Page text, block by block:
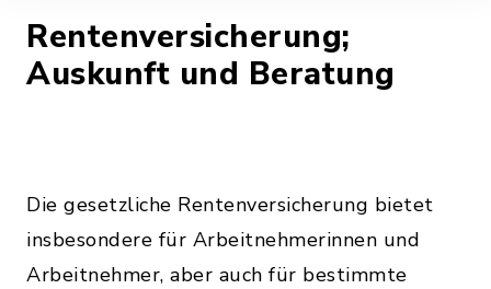
Rentenversicherung;
Auskunft und Beratung
Die gesetzliche Rentenversicherung bietet
insbesondere für Arbeitnehmerinnen und
Arbeitnehmer, aber auch für bestimmte